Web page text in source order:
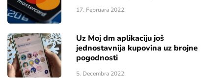
17. Februara 2022.
Uz Moj dm aplikaciju još
jednostavnija kupovina uz brojne
pogodnosti
5. Decembra 2022.